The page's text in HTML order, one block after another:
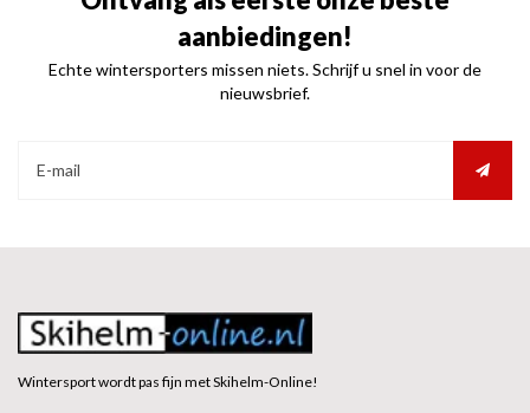
aanbiedingen!
Echte wintersporters missen niets. Schrijf u snel in voor de
nieuwsbrief.
Wintersport wordt pas fijn met Skihelm-Online!